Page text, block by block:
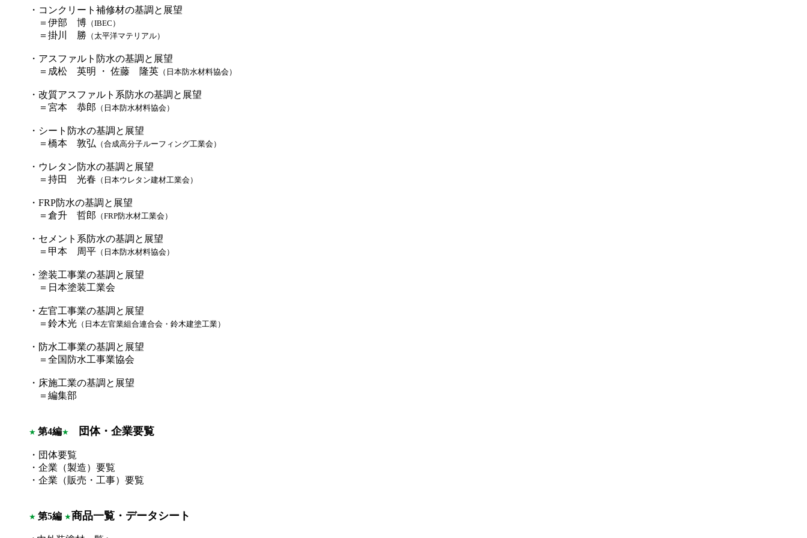
・コンクリート補修材の基調と展望
＝伊部 博 （IBEC）
＝掛川 勝 （太平洋マテリアル）
・アスファルト防水の基調と展望
＝成松 英明 ・ 佐藤 隆英 （日本防水材料協会）
・改質アスファルト系防水の基調と展望
＝宮本 恭郎 （日本防水材料協会）
・シート防水の基調と展望
＝橋本 敦弘 （合成高分子ルーフィング工業会）
・ウレタン防水の基調と展望
＝持田 光春 （日本ウレタン建材工業会）
・FRP防水の基調と展望
＝倉升 哲郎 （FRP防水材工業会）
・セメント系防水の基調と展望
＝甲本 周平 （日本防水材料協会）
・塗装工事業の基調と展望
＝日本塗装工業会
・左官工事業の基調と展望
＝鈴木光 （日本左官業組合連合会・鈴木建塗工業）
・防水工事業の基調と展望
＝全国防水工事業協会
・床施工業の基調と展望
＝編集部
★ 第4編★ 団体・企業要覧
・団体要覧
・企業（製造）要覧
・企業（販売・工事）要覧
★ 第5編 ★商品一覧・データシート